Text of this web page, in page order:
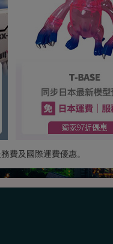
費及國際運費優惠。